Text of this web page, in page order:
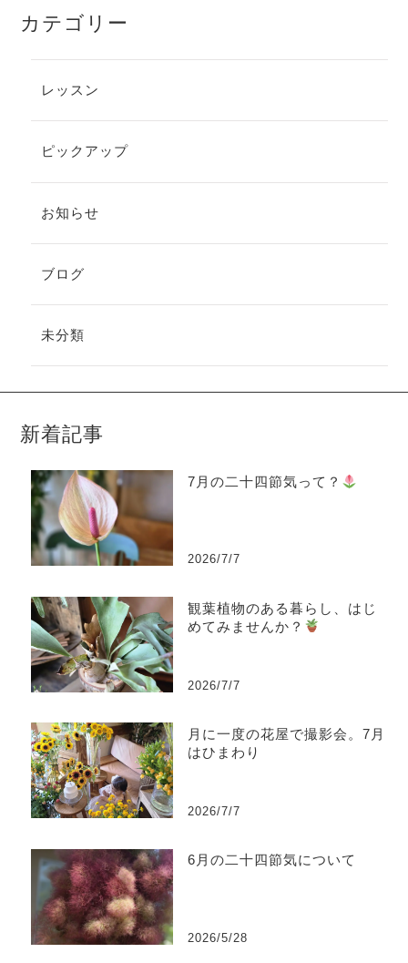
カテゴリー
レッスン
ピックアップ
お知らせ
ブログ
未分類
新着記事
7月の二十四節気って？
2026/7/7
観葉植物のある暮らし、はじ
めてみませんか？
2026/7/7
月に一度の花屋で撮影会。7月
はひまわり
2026/7/7
6月の二十四節気について
2026/5/28